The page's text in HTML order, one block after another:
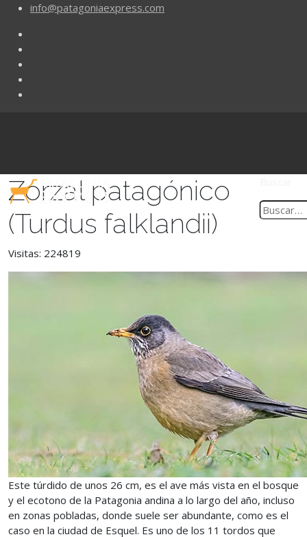
info@patagoniaexpress.com
Zorzal patagónico
(Turdus falklandii)
Visitas: 224819
Este túrdido de unos 26 cm, es el ave más vista en el bosque
y el ecotono de la Patagonia andina a lo largo del año, incluso
en zonas pobladas, donde suele ser abundante, como es el
caso en la ciudad de Esquel. Es uno de los 11 tordos que